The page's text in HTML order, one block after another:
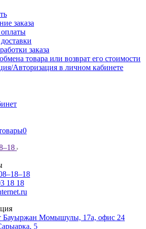
заказа
заказа
товара или возврат его стоимости
Авторизация в личном кабинете
0
18 18
Бауыржан Момышулы, 17а, офис 24
5